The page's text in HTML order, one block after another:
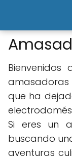
que ha
Si eres un
buscando
aventuras